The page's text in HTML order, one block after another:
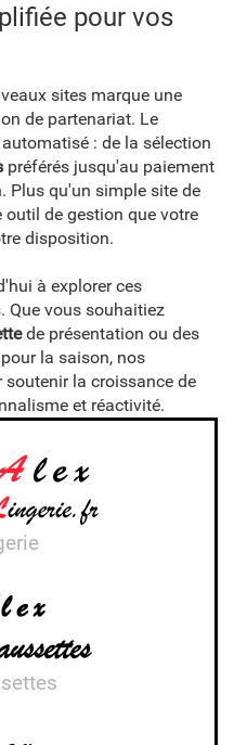
pour vos
sites marque une
de partenariat. Le
: de la sélection
préférés jusqu'au paiement
Plus qu'un simple site de
outil de gestion que votre
disposition.
à explorer ces
Que vous souhaitiez
de présentation ou des
pour la saison, nos
la croissance de
et réactivité.